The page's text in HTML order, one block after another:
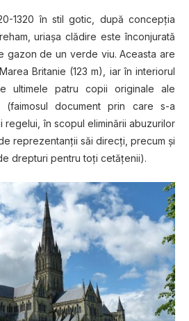
1320 în stil gotic, după concepţia
uriaşa clădire este înconjurată
gazon de un verde viu. Aceasta are
Britanie (123 m), iar în interiorul
ultimele patru copii originale ale
(faimosul document prin care s-a
regelui, în scopul eliminării abuzurilor
reprezentanţii săi direcţi, precum şi
drepturi pentru toţi cetăţenii).